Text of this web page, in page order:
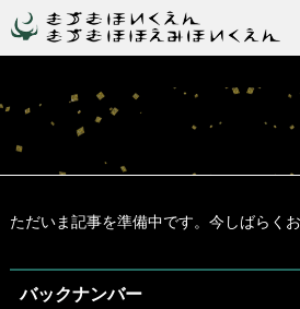
ただいま記事を準備中です。今しばらく
バックナンバー